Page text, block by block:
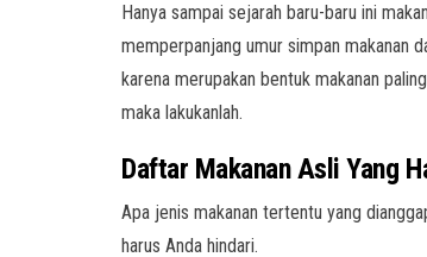
Hanya sampai sejarah baru-baru ini
memperpanjang umur simpan makanan
karena merupakan bentuk makanan
maka lakukanlah.
Daftar Makanan Asli Yang
Apa jenis makanan tertentu yang
harus Anda hindari.